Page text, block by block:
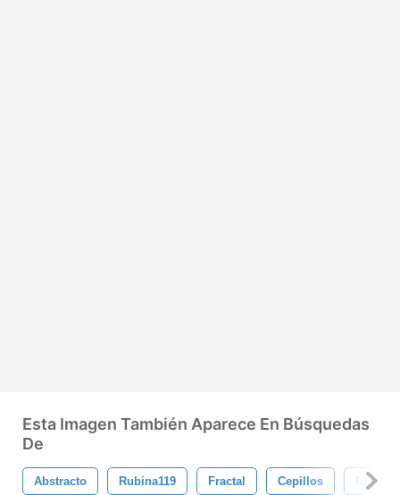
Esta Imagen También Aparece En Búsquedas
De
Abstracto Rubina119 Fractal Cepillos Cepillo